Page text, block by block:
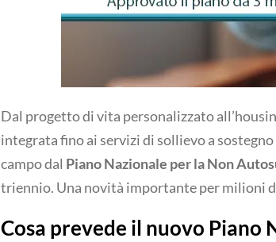
Dal progetto di vita personalizzato
integrata fino ai servizi di sollievo a
campo dal Piano Nazionale per la Non
triennio. Una novità importante per milioni
Cosa prevede il nuovo Piano